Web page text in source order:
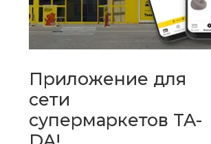
Приложение для
сети
супермаркетов TA-